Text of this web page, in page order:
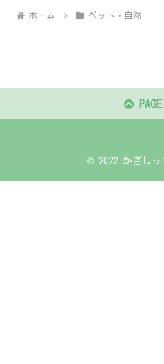
ホーム ペット・自然
PAGE
© 2022 かぎし